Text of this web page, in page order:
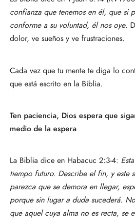
confianza que tenemos en él, que si
conforme a su voluntad, él nos oye.
dolor, ve sueños y ve frustraciones.
Cada vez que tu mente te diga lo
que está escrito en la Biblia.
Ten paciencia, Dios espera que
medio de la espera
La Biblia dice en Habacuc 2:3-4:
tiempo futuro. Describe el fin, y este
parezca que se demora en llegar,
porque sin lugar a duda sucederá.
que aquel cuya alma no es recta, se